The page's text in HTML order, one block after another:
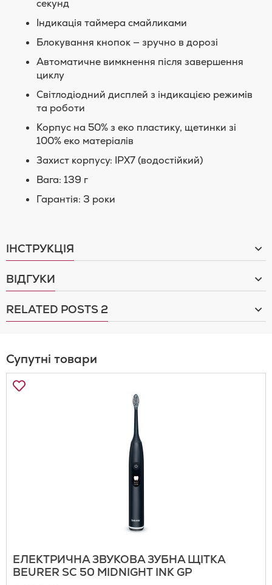
секунд
Індикація таймера смайликами
Блокування кнопок — зручно в дорозі
Автоматичне вимкнення після завершення
циклу
Світлодіодний дисплей з індикацією режимів
та роботи
Корпус на 50% з еко пластику, щетинки зі
100% еко матеріалів
Захист корпусу: IPX7 (водостійкий)
Вага: 139 г
Гарантія: 3 роки
ІНСТРУКЦІЯ
ВІДГУКИ
RELATED POSTS 2
Супутні товари
ЕЛЕКТРИЧНА ЗВУКОВА ЗУБНА ЩІТКА
BEURER SC 50 MIDNIGHT INK GP
Додати